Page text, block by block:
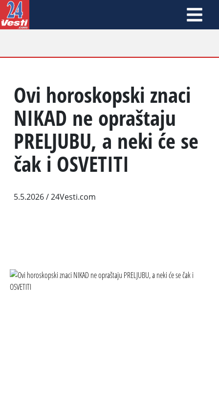
Ovi horoskopski znaci
NIKAD ne opraštaju
PRELJUBU, a neki će se
čak i OSVETITI
5.5.2026/ 24Vesti.com